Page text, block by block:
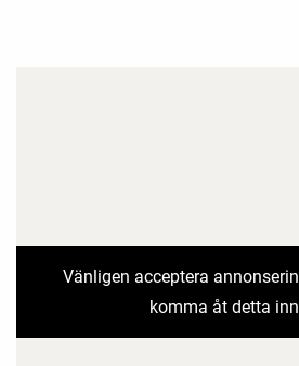
Vänligen acceptera
komma åt detta